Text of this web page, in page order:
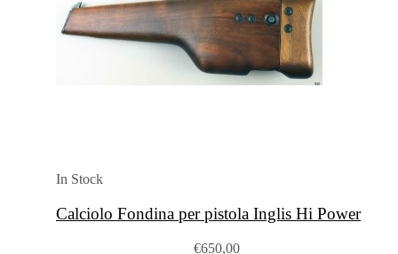
In Stock
Calciolo Fondina per pistola Inglis Hi Power
€650,00